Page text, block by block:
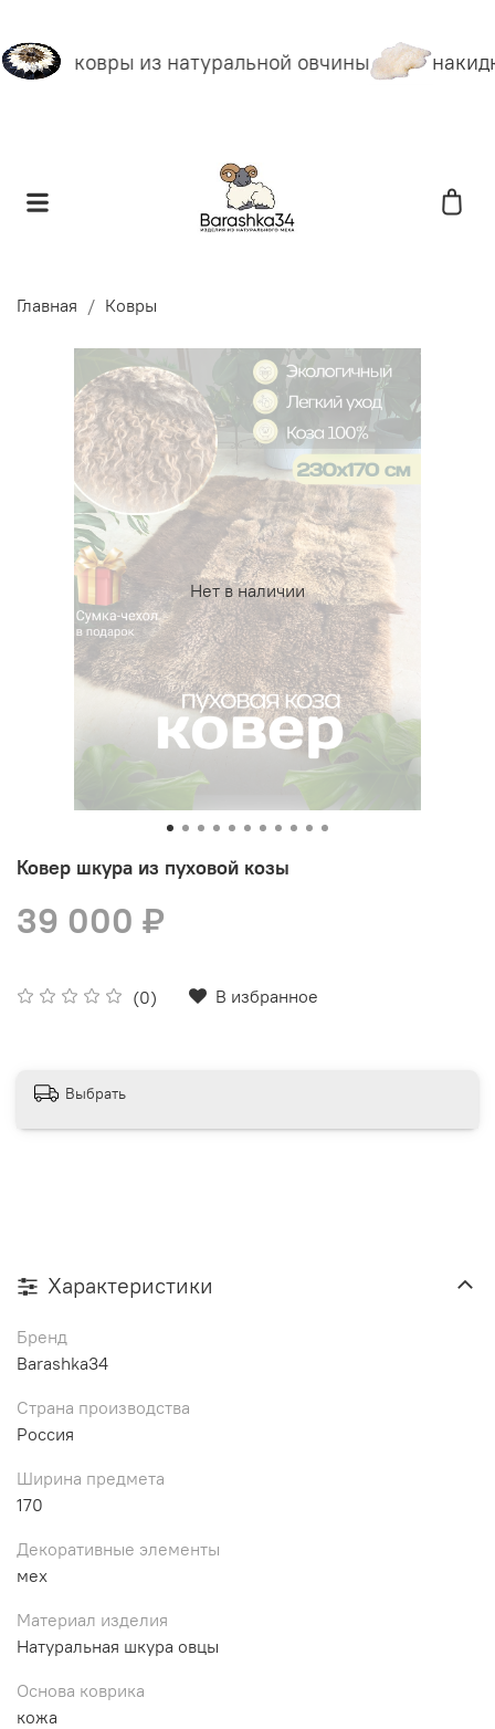
ковры из натуральной овчины
Главная Ковры
Нет в наличии
Ковер шкура из пуховой козы
(0) В избранное
39 000 ₽
Выбрать
Характеристики
Бренд
Barashka34
Страна производства
Россия
Ширина предмета
170
Декоративные элементы
мех
Материал изделия
Натуральная шкура овцы
Основа коврика
кожа